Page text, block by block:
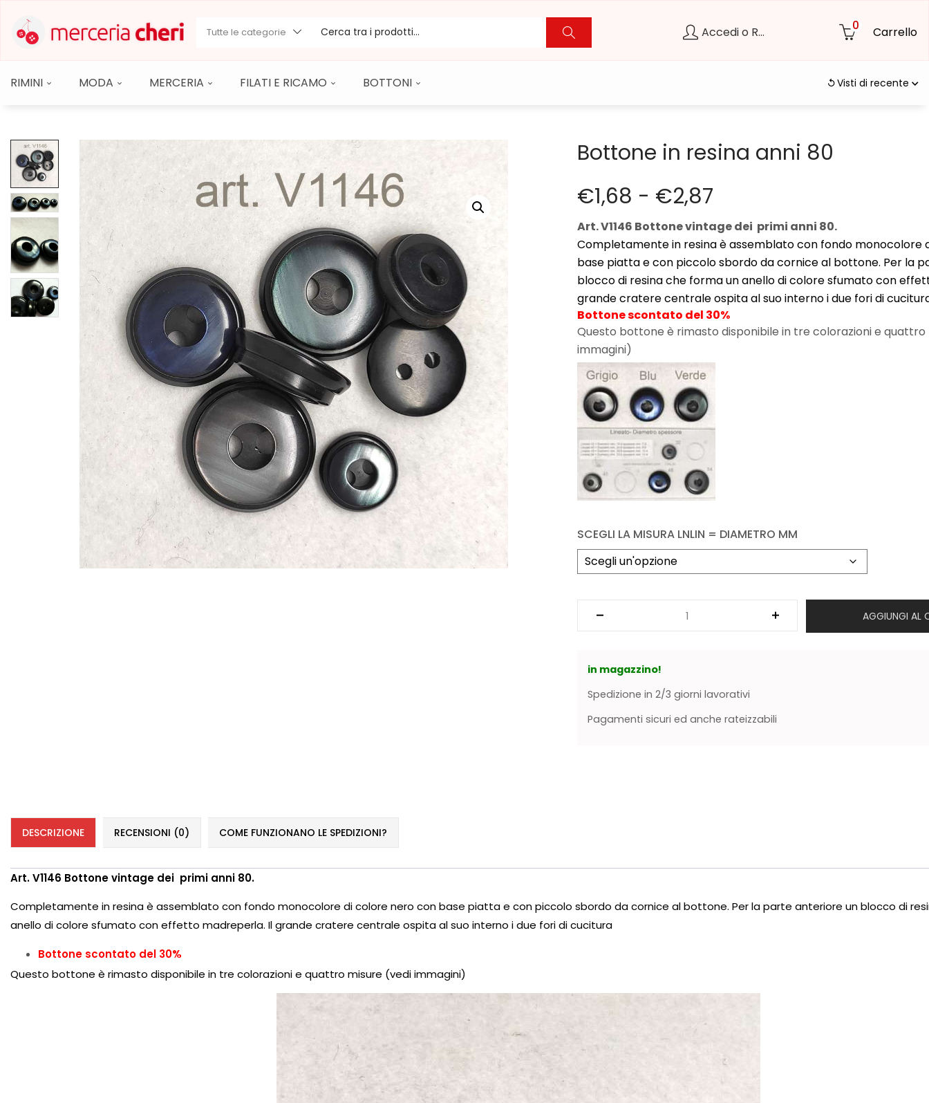
Tutte le categorie Accedi o Registrati 0 Carrello
RIMINI MODA MERCERIA FILATI E RICAMO BOTTONI Visti di recente
Bottone in resina anni 80
€1,68 - €2,87
Art. V1146 Bottone vintage dei primi anni 80.
Completamente in resina è assemblato con fondo monocolore
base piatta e con piccolo sbordo da cornice al bottone. Per la
blocco di resina che forma un anello di colore sfumato con
grande cratere centrale ospita al suo interno i due fori di
Bottone scontato del 30%
Questo bottone è rimasto disponibile in tre colorazioni e quattro
immagini)
SCEGLI LA MISURA LNLIN = DIAMETRO MM
AGGIUNGI AL
in magazzino!
Spedizione in 2/3 giorni lavorativi
Pagamenti sicuri ed anche rateizzabili
DESCRIZIONE RECENSIONI (0) COME FUNZIONANO LE SPEDIZIONI?
Art. V1146 Bottone vintage dei primi anni 80.
Completamente in resina è assemblato con fondo monocolore di colore nero con base piatta e con piccolo sbordo da cornice al bottone. Per la parte anteriore un blocco di
anello di colore sfumato con effetto madreperla. Il grande cratere centrale ospita al suo interno i due fori di cucitura
Bottone scontato del 30%
Questo bottone è rimasto disponibile in tre colorazioni e quattro misure (vedi immagini)